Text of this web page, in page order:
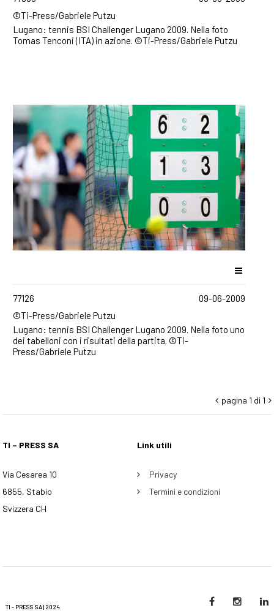
©Ti-Press/Gabriele Putzu
Lugano: tennis BSI Challenger Lugano 2009. Nella foto
Tomas Tenconi (ITA) in azione. ©Ti-Press/Gabriele Putzu
77126
09-06-2009
©Ti-Press/Gabriele Putzu
Lugano: tennis BSI Challenger Lugano 2009. Nella foto uno
dei tabelloni con i risultati della partita. ©Ti-
Press/Gabriele Putzu
 pagina 1 di 1 
TI – PRESS SA
Via Cesarea 10
6855, Stabio
Svizzera CH
Link utili
Privacy
Termini e condizioni
TI - PRESS SA | 2024